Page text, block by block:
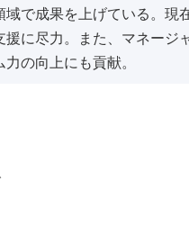
域で成果を上げている。現
援に尽力。また、マネージ
力の向上にも貢献。